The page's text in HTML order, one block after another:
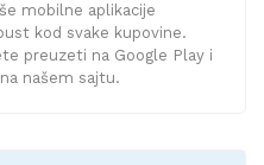
mobilne aplikacije
kod svake kupovine.
preuzeti na Google Play i
našem sajtu.